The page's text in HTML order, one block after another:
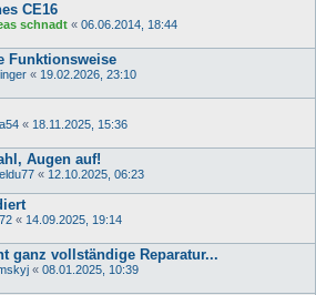
CE16
schnadt « 06.06.2014, 18:44
Funktionsweise
« 19.02.2026, 23:10
« 18.11.2025, 15:36
Augen auf!
« 12.10.2025, 06:23
« 14.09.2025, 19:14
ganz vollständige Reparatur...
« 08.01.2025, 10:39